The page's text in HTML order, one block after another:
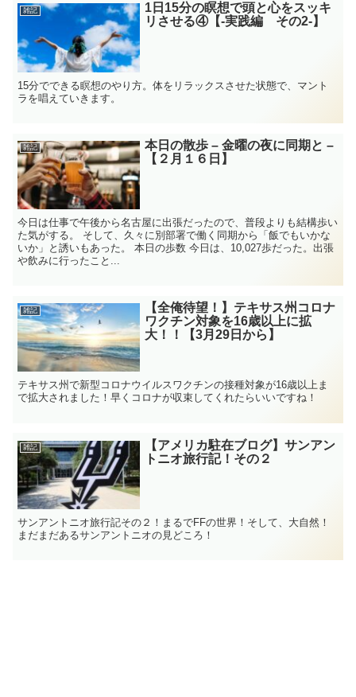
雑記
1日15分の瞑想で頭と心をスッキ
リさせる④【-実践編 その2-】
15分でできる瞑想のやり方。体をリラックスさせた状態で、マント
ラを唱えていきます。
雑記
本日の散歩 – 金曜の夜に同期と –
【２月１６日】
今日は仕事で午後から名古屋に出張だったので、普段よりも結構歩い
た気がする。 そして、久々に別部署で働く同期から「飯でもいかな
いか」と誘いもあった。 本日の歩数 今日は、10,027歩だった。出張
や飲みに行ったこと...
雑記
【全俺待望！】テキサス州コロナ
ワクチン対象を16歳以上に拡
大！！【3月29日から】
テキサス州で新型コロナウイルスワクチンの接種対象が16歳以上ま
で拡大されました！早くコロナが収束してくれたらいいですね！
雑記
【アメリカ駐在ブログ】サンアン
トニオ旅行記！その２
サンアントニオ旅行記その２！まるでFFの世界！そして、大自然！
まだまだあるサンアントニオの見どころ！